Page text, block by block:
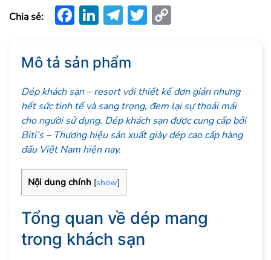
Chia sẻ:
Facebook
LinkedIn
Telegram
Twitter
Mô tả sản phẩm
Dép khách sạn – resort với thiết kế đơn giản nhưng
hết sức tinh tế và sang trọng, đem lại sự thoải mái
cho người sử dụng. Dép khách sạn được cung cấp bởi
Biti’s – Thương hiệu sản xuất giày dép cao cấp hàng
đầu Việt Nam hiện nay.
Nội dung chính [show]
Tổng quan về dép mang
trong khách sạn